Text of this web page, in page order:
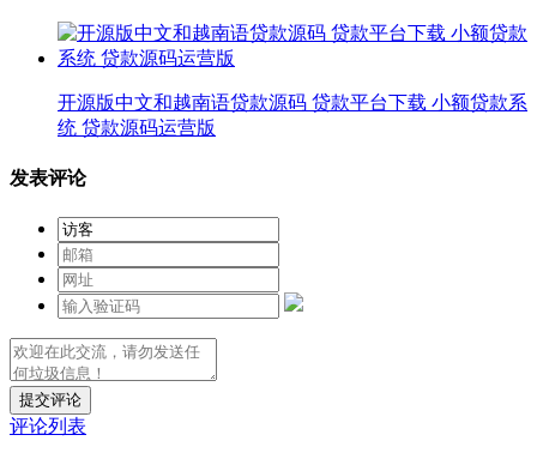
开源版中文和越南语贷款源码 贷款平台下载 小额贷款系
统 贷款源码运营版
发表评论
提交评论
评论列表